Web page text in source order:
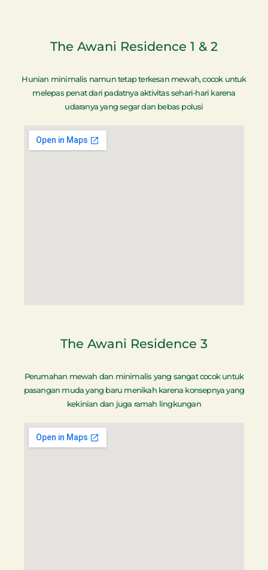
The Awani Residence 1 & 2
Hunian minimalis namun tetap terkesan mewah, cocok untuk
melepas penat dari padatnya aktivitas sehari-hari karena
udaranya yang segar dan bebas polusi
The Awani Residence 3
Perumahan mewah dan minimalis yang sangat cocok untuk
pasangan muda yang baru menikah karena konsepnya yang
kekinian dan juga ramah lingkungan